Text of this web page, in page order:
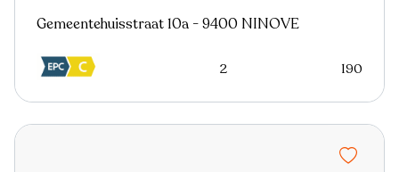
Gemeentehuisstraat 10a - 9400 NINOVE
2 190